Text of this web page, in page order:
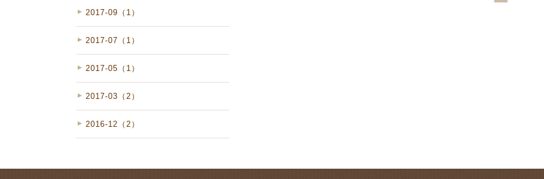
2017-09（1）
2017-07（1）
2017-05（1）
2017-03（2）
2016-12（2）